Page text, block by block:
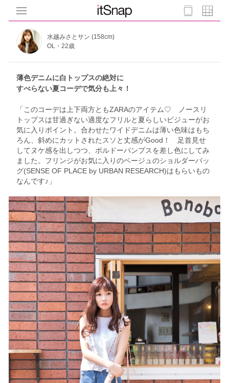
水越みさとサン (158cm)
OL・22歳
薄色デニムに白トップスの絶対に
すべらない夏コーデで気分も上々！
「このコーデは上下両方ともZARAのアイテム♡ ノースリ
トップスは甘過ぎない適度なフリルと夏らしいビジューがお
気に入りポイント。合わせたワイドデニムは薄い色味はもち
ろん、斜めにカットされたスソと丈感がGood！ 足首見せ
してヌケ感を出しつつ、ボルドーパンプスを差し色にしてみ
ました。フリンジがお気に入りのベージュのショルダーバッ
グ(SENSE OF PLACE by URBAN RESEARCH)はもらいもの
なんです♪」